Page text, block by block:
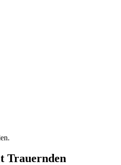
Trauernden